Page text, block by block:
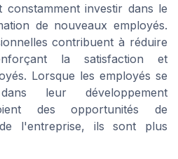
constamment investir dans le
de nouveaux employés.
contribuent à réduire
la satisfaction et
Lorsque les employés se
leur développement
des opportunités de
l'entreprise, ils sont plus